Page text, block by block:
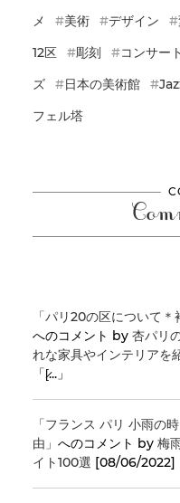
メ
美術 デザイン
12区
彫刻 コンサー
ズ
日本の美術館
フェル塔
「パリ20の区について
へのコメント by 杏パリ
れな家具やインテリアを
「[̷...」
「フランス パリ 小雨の
由」 へのコメント by 梅
イト100選 [08/06/2022]